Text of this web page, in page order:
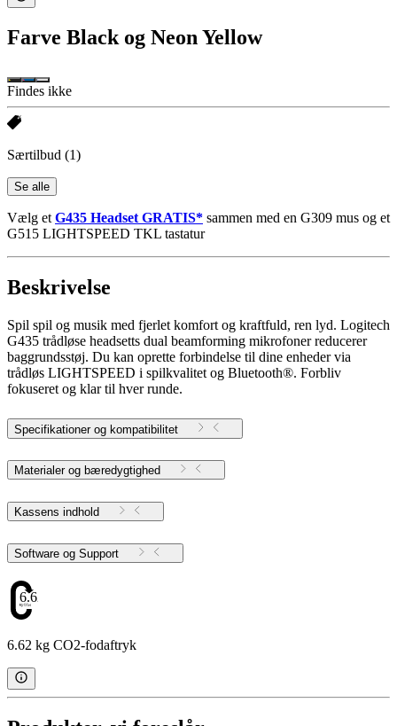
Farve Black og Neon Yellow
Findes ikke
Særtilbud (1)
Se alle
Vælg et G435 Headset GRATIS* sammen med en G309 mus og et
G515 LIGHTSPEED TKL tastatur
Beskrivelse
Spil spil og musik med fjerlet komfort og kraftfuld, ren lyd. Logitech
G435 trådløse headsetts dual beamforming mikrofoner reducerer
baggrundsstøj. Du kan oprette forbindelse til dine enheder via
trådløs LIGHTSPEED i spilkvalitet og Bluetooth®. Forbliv
fokuseret og klar til hver runde.
Specifikationer og kompatibilitet
Materialer og bæredygtighed
Kassens indhold
Software og Support
6.62
6.62 kg CO2-fodaftryk